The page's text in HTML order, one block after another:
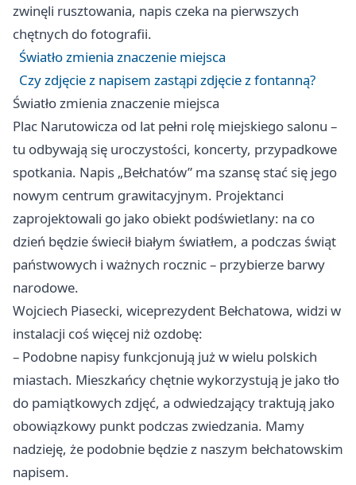
zwinęli rusztowania, napis czeka na pierwszych
chętnych do fotografii.
Światło zmienia znaczenie miejsca
Czy zdjęcie z napisem zastąpi zdjęcie z fontanną?
Światło zmienia znaczenie miejsca
Plac Narutowicza od lat pełni rolę miejskiego salonu –
tu odbywają się uroczystości, koncerty, przypadkowe
spotkania. Napis „Bełchatów” ma szansę stać się jego
nowym centrum grawitacyjnym. Projektanci
zaprojektowali go jako obiekt podświetlany: na co
dzień będzie świecił białym światłem, a podczas świąt
państwowych i ważnych rocznic – przybierze barwy
narodowe.
Wojciech Piasecki, wiceprezydent Bełchatowa, widzi w
instalacji coś więcej niż ozdobę:
– Podobne napisy funkcjonują już w wielu polskich
miastach. Mieszkańcy chętnie wykorzystują je jako tło
do pamiątkowych zdjęć, a odwiedzający traktują jako
obowiązkowy punkt podczas zwiedzania. Mamy
nadzieję, że podobnie będzie z naszym bełchatowskim
napisem.